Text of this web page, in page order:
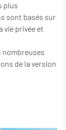
plus
sont basés sur
vie privée et
nombreuses
de la version